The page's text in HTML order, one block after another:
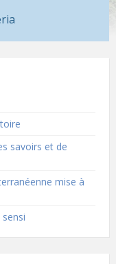
savoirs et de
mise à